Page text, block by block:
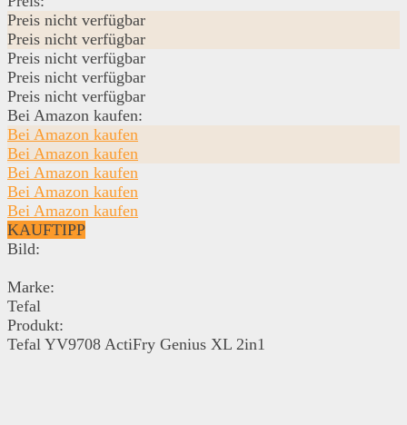
Preis nicht verfügbar
Preis nicht verfügbar
Preis nicht verfügbar
Preis nicht verfügbar
Preis nicht verfügbar
Bei Amazon kaufen:
Bei Amazon kaufen
Bei Amazon kaufen
Bei Amazon kaufen
Bei Amazon kaufen
Bei Amazon kaufen
KAUFTIPP
Bild:
Marke:
Tefal
Produkt:
Tefal YV9708 ActiFry Genius XL 2in1